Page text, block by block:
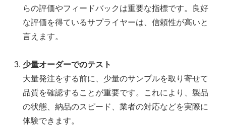
らの評価やフィードバックは重要な指標です。良好
な評価を得ているサプライヤーは、信頼性が高いと
言えます。
少量オーダーでのテスト
大量発注をする前に、少量のサンプルを取り寄せて
品質を確認することが重要です。これにより、製品
の状態、納品のスピード、業者の対応などを実際に
体験できます。